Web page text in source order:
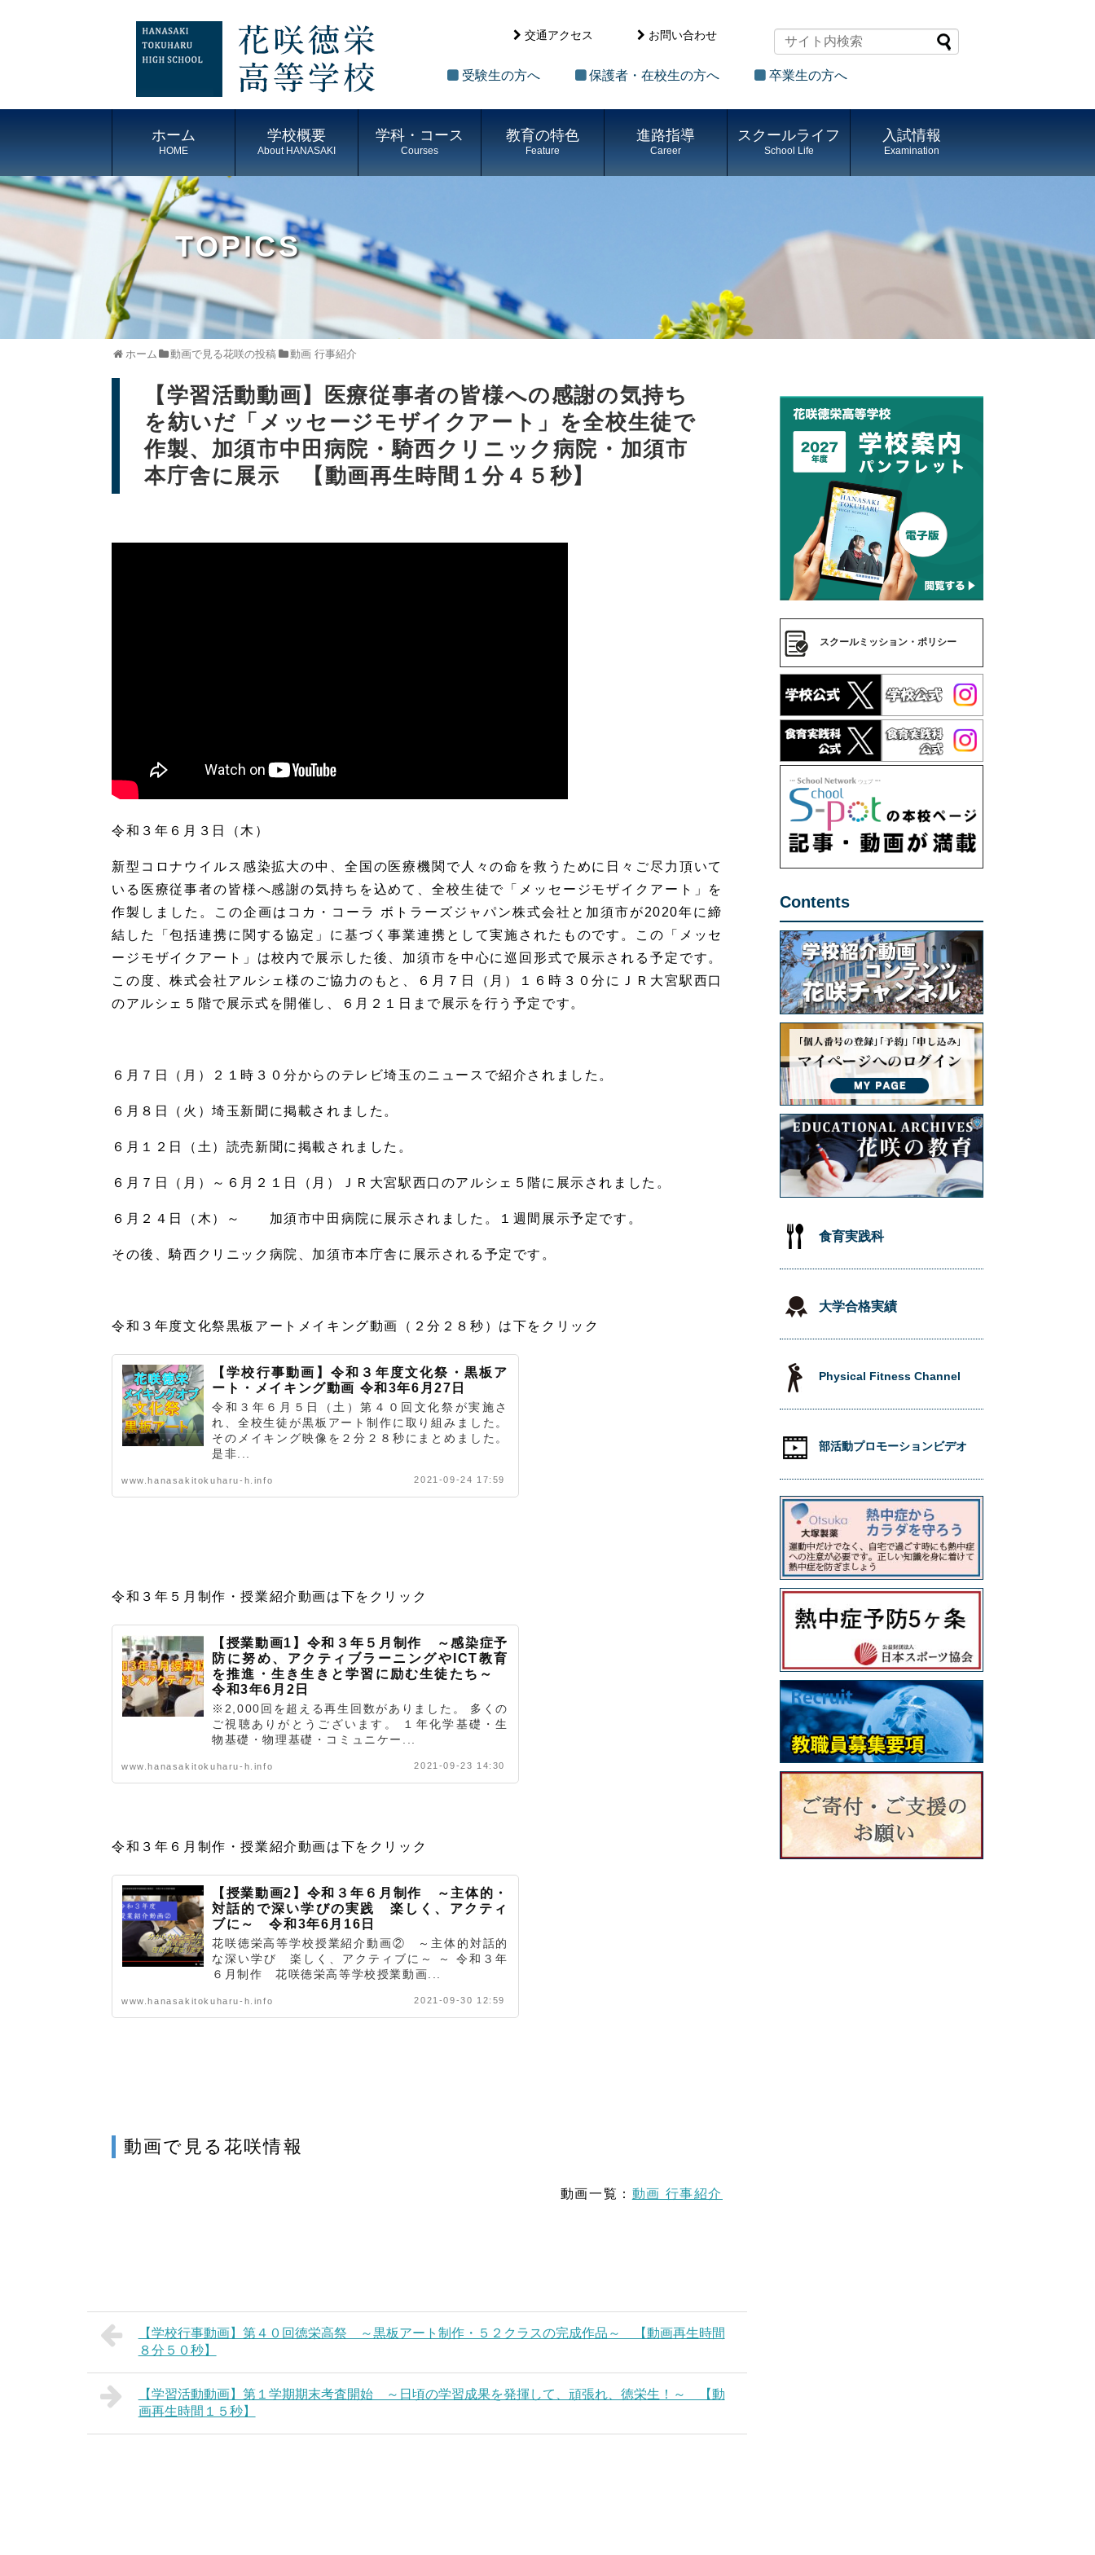
交通アクセス お問い合わせ
受験生の方へ 保護者・在校生の方へ 卒業生の方へ
ホーム
HOME
学校概要
About HANASAKI
学科・コース
Courses
教育の特色
Feature
進路指導
Career
スクールライフ
School Life
入試情報
Examination
TOPICS
ホーム 動画で見る花咲の投稿 動画 行事紹介
【学習活動動画】医療従事者の皆様への感謝の気持ち
を紡いだ「メッセージモザイクアート」を全校生徒で
作製、加須市中田病院・騎西クリニック病院・加須市
本庁舎に展示 【動画再生時間１分４５秒】
令和３年６月３日（木）
新型コロナウイルス感染拡大の中、全国の医療機関で人々の命を救うために日々ご尽力頂いて
いる医療従事者の皆様へ感謝の気持ちを込めて、全校生徒で「メッセージモザイクアート」を
作製しました。この企画はコカ・コーラ ボトラーズジャパン株式会社と加須市が2020年に締
結した「包括連携に関する協定」に基づく事業連携として実施されたものです。この「メッセ
ージモザイクアート」は校内で展示した後、加須市を中心に巡回形式で展示される予定です。
この度、株式会社アルシェ様のご協力のもと、６月７日（月）１６時３０分にＪＲ大宮駅西口
のアルシェ５階で展示式を開催し、６月２１日まで展示を行う予定です。
６月７日（月）２１時３０分からのテレビ埼玉のニュースで紹介されました。
６月８日（火）埼玉新聞に掲載されました。
６月１２日（土）読売新聞に掲載されました。
６月７日（月）～６月２１日（月）ＪＲ大宮駅西口のアルシェ５階に展示されました。
６月２４日（木）～ 加須市中田病院に展示されました。１週間展示予定です。
その後、騎西クリニック病院、加須市本庁舎に展示される予定です。
令和３年度文化祭黒板アートメイキング動画（２分２８秒）は下をクリック
【学校行事動画】令和３年度文化祭・黒板ア
ート・メイキング動画 令和3年6月27日
令和３年６月５日（土）第４０回文化祭が実施さ
れ、全校生徒が黒板アート制作に取り組みました。
そのメイキング映像を２分２８秒にまとめました。
是非...
www.hanasakitokuharu-h.info 2021-09-24 17:59
令和３年５月制作・授業紹介動画は下をクリック
【授業動画1】令和３年５月制作 ～感染症予
防に努め、アクティブラーニングやICT教育
を推進・生き生きと学習に励む生徒たち～
令和3年6月2日
※2,000回を超える再生回数がありました。 多くの
ご視聴ありがとうございます。 １年化学基礎・生
物基礎・物理基礎・コミュニケー...
www.hanasakitokuharu-h.info 2021-09-23 14:30
令和３年６月制作・授業紹介動画は下をクリック
【授業動画2】令和３年６月制作 ～主体的・
対話的で深い学びの実践 楽しく、アクティ
ブに～ 令和3年6月16日
花咲徳栄高等学校授業紹介動画② ～主体的対話的
な深い学び 楽しく、アクティブに～ ～ 令和３年
６月制作 花咲徳栄高等学校授業動画...
www.hanasakitokuharu-h.info 2021-09-30 12:59
動画で見る花咲情報
動画一覧： 動画 行事紹介
【学校行事動画】第４０回徳栄高祭 ～黒板アート制作・５２クラスの完成作品～ 【動画再生時間
８分５０秒】
【学習活動動画】第１学期期末考査開始 ～日頃の学習成果を発揮して、頑張れ、徳栄生！～ 【動
画再生時間１５秒】
スクールミッション・ポリシー
Contents
食育実践科
大学合格実績
Physical Fitness Channel
部活動プロモーションビデオ